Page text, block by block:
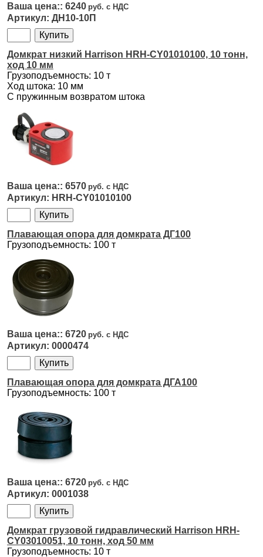
6240
ДН10-10П
Домкрат низкий Harrison HRH-CY01010100, 10 тонн,
ход 10 мм
Грузоподъемность: 10 т
Ход штока: 10 мм
С пружинным возвратом штока
6570
HRH-CY01010100
Плавающая опора для домкрата ДГ100
Грузоподъемность: 100 т
6720
0000474
Плавающая опора для домкрата ДГА100
Грузоподъемность: 100 т
6720
0001038
Домкрат грузовой гидравлический Harrison HRH-
CY03010051, 10 тонн, ход 50 мм
Грузоподъемность: 10 т